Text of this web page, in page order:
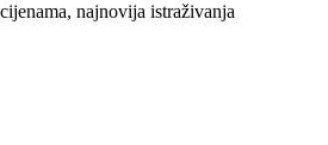
najnovija istraživanja